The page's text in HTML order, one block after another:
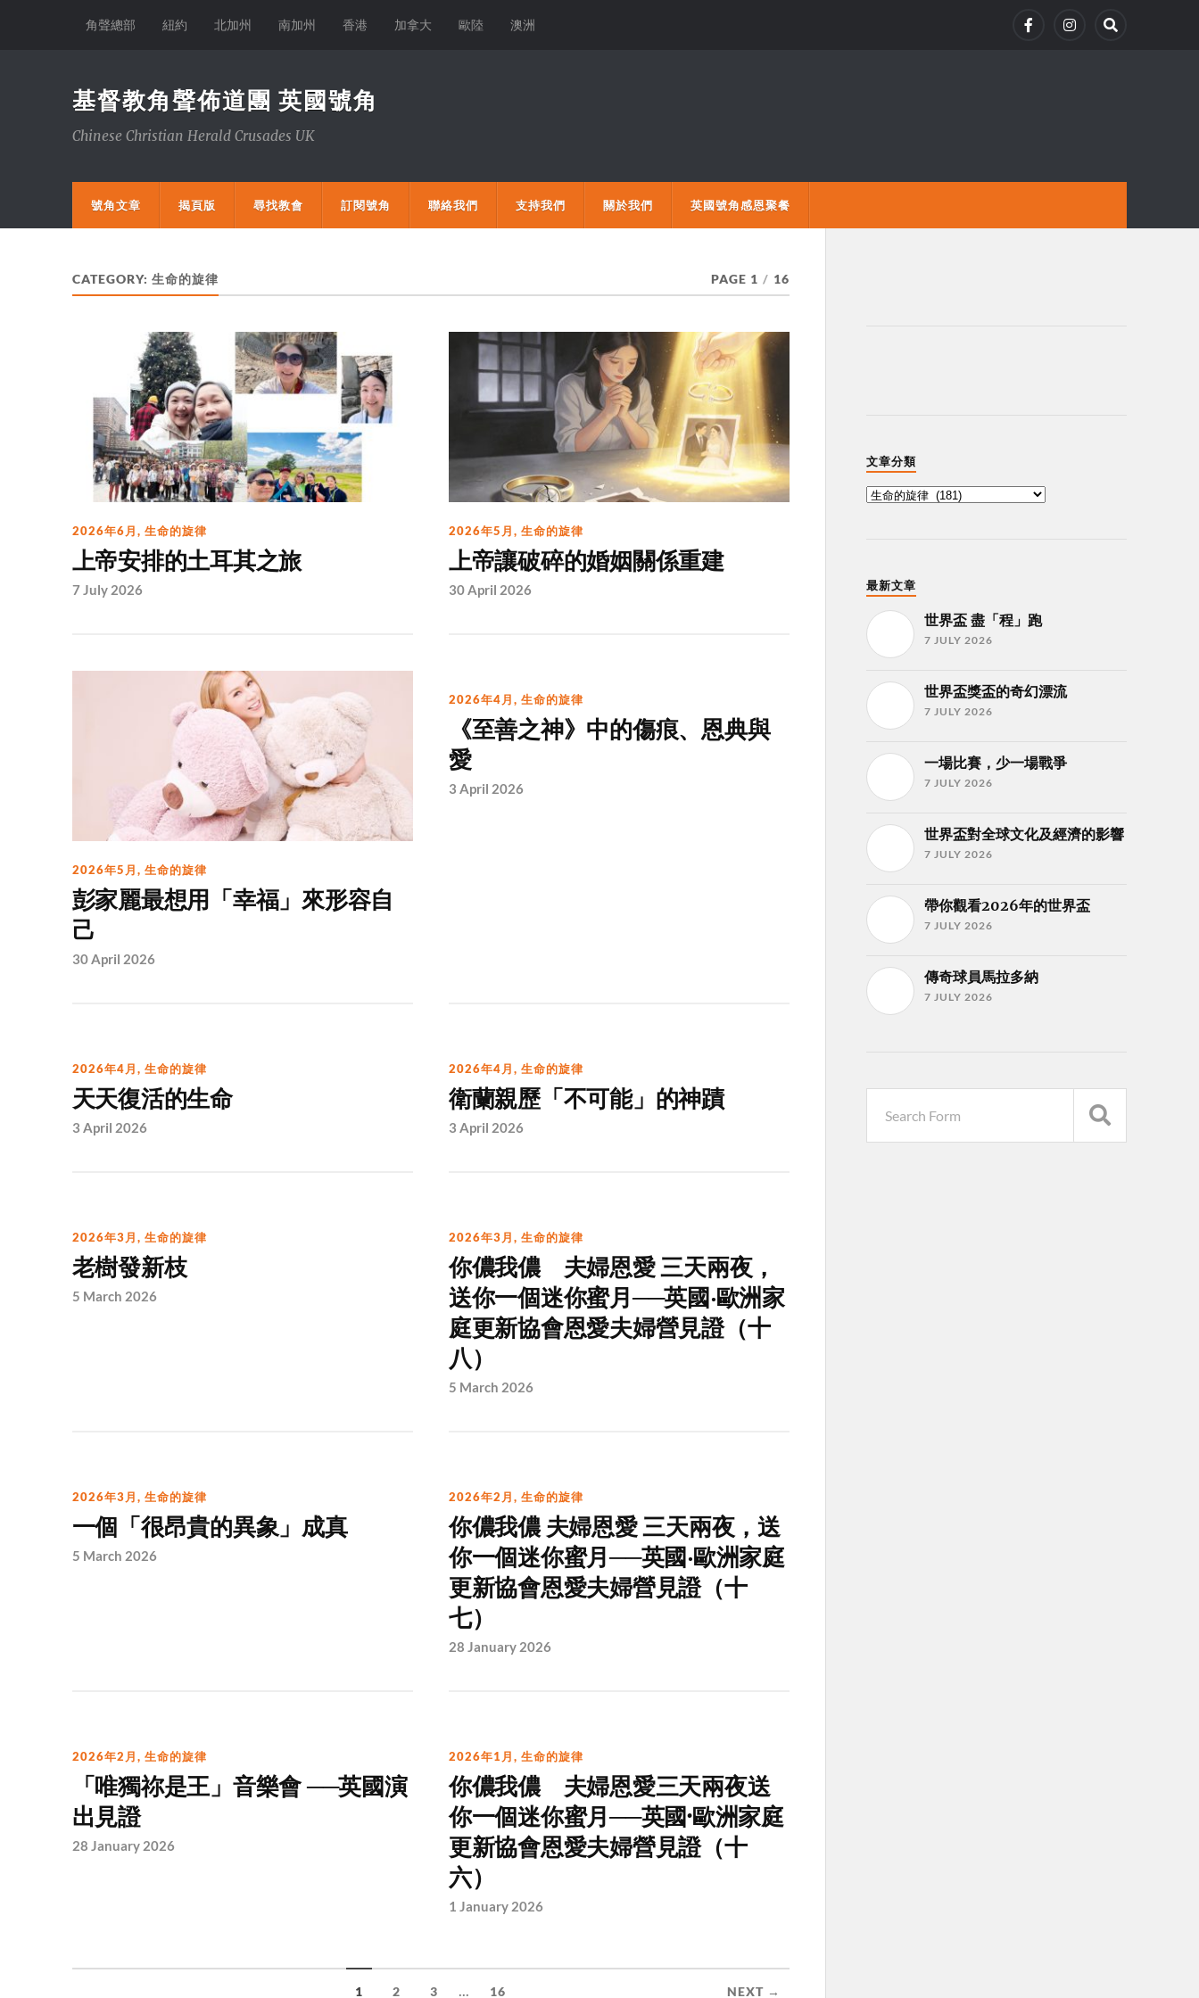
角聲總部 紐約 北加州 南加州 香港 加拿大 歐陸 澳洲
基督教角聲佈道團 英國號角
Chinese Christian Herald Crusades UK
號角文章 揭頁版 尋找教會 訂閱號角 聯絡我們 支持我們 關於我們 英國號角感恩聚餐
CATEGORY: 生命的旋律 PAGE 1 / 16
2026年6月, 生命的旋律
上帝安排的土耳其之旅
7 July 2026
2026年5月, 生命的旋律
上帝讓破碎的婚姻關係重建
30 April 2026
2026年5月, 生命的旋律
彭家麗最想用「幸福」來形容自
己
30 April 2026
2026年4月, 生命的旋律
《至善之神》中的傷痕、恩典與
愛
3 April 2026
2026年4月, 生命的旋律
天天復活的生命
3 April 2026
2026年4月, 生命的旋律
衛蘭親歷「不可能」的神蹟
3 April 2026
2026年3月, 生命的旋律
老樹發新枝
5 March 2026
2026年3月, 生命的旋律
你儂我儂 夫婦恩愛 三天兩夜，
送你一個迷你蜜月──英國‧歐洲家
庭更新協會恩愛夫婦營見證（十
八）
5 March 2026
2026年3月, 生命的旋律
一個「很昂貴的異象」成真
5 March 2026
2026年2月, 生命的旋律
你儂我儂 夫婦恩愛 三天兩夜，送
你一個迷你蜜月──英國‧歐洲家庭
更新協會恩愛夫婦營見證（十
七）
28 January 2026
2026年2月, 生命的旋律
「唯獨祢是王」音樂會 ──英國演
出見證
28 January 2026
2026年1月, 生命的旋律
你儂我儂 夫婦恩愛三天兩夜送
你一個迷你蜜月──英國·歐洲家庭
更新協會恩愛夫婦營見證（十
六）
1 January 2026
1 2 3 ... 16 NEXT →
文章分類
最新文章
世界盃 盡「程」跑
7 JULY 2026
世界盃獎盃的奇幻漂流
7 JULY 2026
一場比賽，少一場戰爭
7 JULY 2026
世界盃對全球文化及經濟的影響
7 JULY 2026
帶你觀看2026年的世界盃
7 JULY 2026
傳奇球員馬拉多納
7 JULY 2026